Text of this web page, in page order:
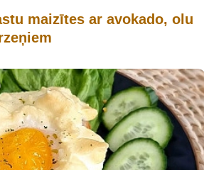
maizītes ar avokado, olu